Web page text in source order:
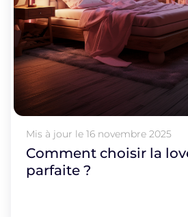
Mis à jour le16 novembre 2025
Comment choisir la
parfaite ?